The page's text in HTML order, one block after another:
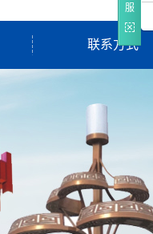
联系方式
服